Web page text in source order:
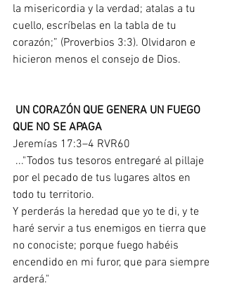
la misericordia y la verdad; atalas a tu
cuello, escríbelas en la tabla de tu
corazón;” (Proverbios 3:3). Olvidaron e
hicieron menos el consejo de Dios.
QUE NO SE APAGA
Jeremías 17:3–4 RVR60
por el pecado de tus lugares altos en
todo tu territorio.
Y perderás la heredad que yo te di, y te
haré servir a tus enemigos en tierra que
no conociste; porque fuego habéis
encendido en mi furor, que para siempre
arderá."